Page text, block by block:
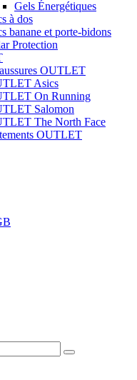
Gels Énergétiques
à dos
banane et porte-bidons
Protection
OUTLET
Asics
On Running
Salomon
The North Face
OUTLET